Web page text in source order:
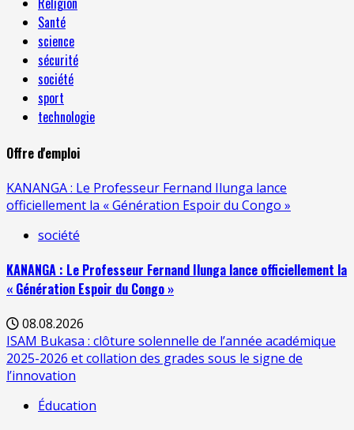
Santé
science
sécurité
société
sport
technologie
Offre d'emploi
KANANGA : Le Professeur Fernand Ilunga lance
officiellement la « Génération Espoir du Congo »
société
KANANGA : Le Professeur Fernand Ilunga lance officiellement la
« Génération Espoir du Congo »
08.08.2026
ISAM Bukasa : clôture solennelle de l’année académique
2025-2026 et collation des grades sous le signe de
l’innovation
Éducation